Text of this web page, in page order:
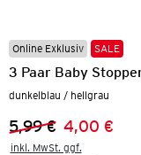
Online Exklusiv SALE
3 Paar Baby
dunkelblau / hellgrau
Vorheriger Preis:
5,99 €
Neuer Preis:
4,00 €
inkl. MwSt. ggf.